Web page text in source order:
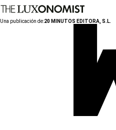
Una publicación de:20 MINUTOS EDITORA, S.L.